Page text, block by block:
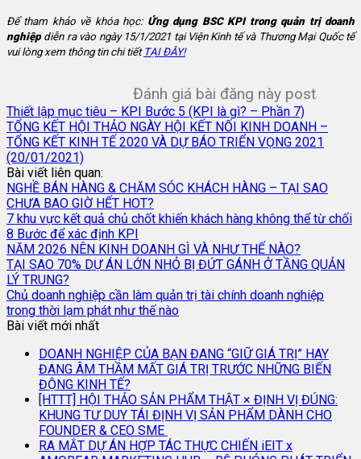
Để tham khảo về khóa học: Ứng dụng BSC KPI trong quản trị doanh
nghiệpdiễn ra vào ngày 15/1/2021 tại Viện Kinh tế và Thương Mại Quốc tế
vui lòng xem thông tin chi tiết TẠI ĐÂY!
Đánh giá bài đăng này post
Thiết lập mục tiêu – KPI Bước 5 (KPI là gì? – Phần 7)
TỔNG KẾT HỘI THẢO NGÀY HỘI KẾT NỐI KINH DOANH –
TỔNG KẾT KINH TẾ 2020 VÀ DỰ BÁO TRIỂN VỌNG 2021
(20/01/2021)
Bài viết liên quan:
NGHỀ BÁN HÀNG & CHĂM SÓC KHÁCH HÀNG – TẠI SAO
CHƯA BAO GIỜ HẾT HOT?
7 khu vực kết quả chủ chốt khiến khách hàng không thể từ chối
8 Bước để xác định KPI
NĂM 2026 NÊN KINH DOANH GÌ VÀ NHƯ THẾ NÀO?
TẠI SAO 70% DỰ ÁN LỚN NHỎ BỊ ĐỨT GÁNH Ở TẦNG QUẢN
LÝ TRUNG?
Chủ doanh nghiệp cần làm quản trị tài chính doanh nghiệp
trong thời lạm phát như thế nào
Bài viết mới nhất
DOANH NGHIỆP CỦA BẠN ĐANG “GIỮ GIÁ TRỊ” HAY
ĐANG ÂM THẦM MẤT GIÁ TRỊ TRƯỚC NHỮNG BIẾN
ĐỘNG KINH TẾ?
[HTTT] HỘI THẢO SẢN PHẨM THẬT × ĐỊNH VỊ ĐÚNG:
KHUNG TƯ DUY TÁI ĐỊNH VỊ SẢN PHẨM DÀNH CHO
FOUNDER & CEO SME
RA MẮT DỰ ÁN HỢP TÁC THỰC CHIẾN iEIT x